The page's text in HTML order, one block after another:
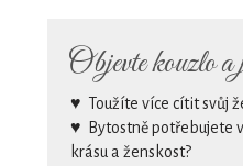
Objevte kouzlo a
♥ Toužíte více cítit svůj
♥ Bytostně potřebujete
krásu a ženskost?